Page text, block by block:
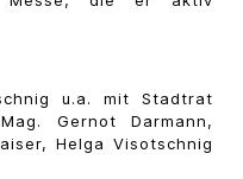
u.a. mit Stadtrat
Gernot Darmann,
Helga Visotschnig